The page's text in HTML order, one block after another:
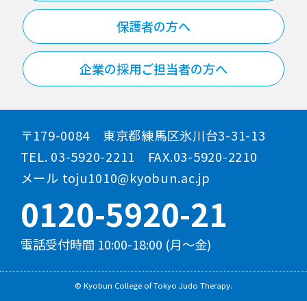
保護者の方へ
企業の採用ご担当者の方へ
〒179-0084 東京都練馬区氷川台3-31-13
TEL. 03-5920-2211 FAX.03-5920-2210
メール toju1010@kyobun.ac.jp
0120-5920-21
電話受付時間 10:00-18:00 (月～金)
© Kyobun College of Tokyo Judo Therapy.